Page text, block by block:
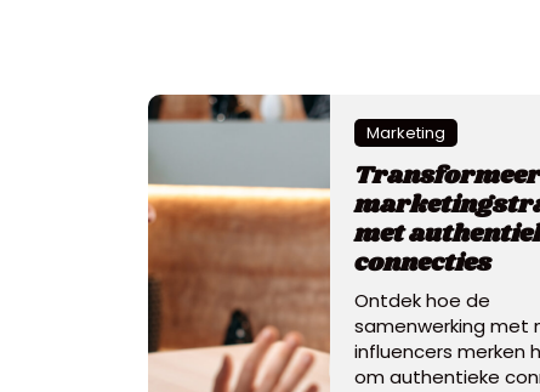
Marketing
met
connecties
Ontdek hoe de
samenwerking met
influencers merken
om authentieke